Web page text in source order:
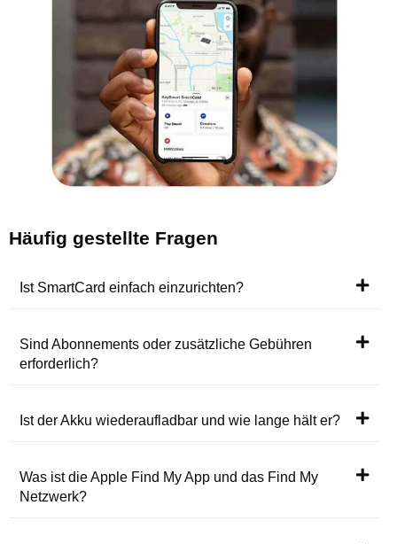
Häufig gestellte Fragen
Ist SmartCard einfach einzurichten?
Sind Abonnements oder zusätzliche Gebühren
erforderlich?
Ist der Akku wiederaufladbar und wie lange hält er?
Was ist die Apple Find My App und das Find My
Netzwerk?